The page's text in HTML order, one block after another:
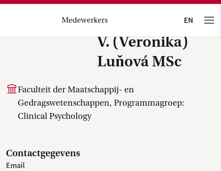
Medewerkers
V. (Veronika)
Luňová MSc
Faculteit der Maatschappij- en
Gedragswetenschappen, Programmagroep:
Clinical Psychology
Contactgegevens
Email